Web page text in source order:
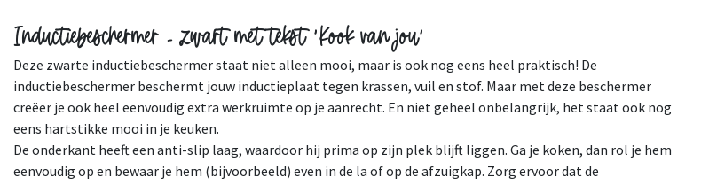
Inductiebeschermer - zwart met tekst 'Kook van jou'
Deze zwarte inductiebeschermer staat niet alleen mooi, maar is ook nog eens heel praktisch! De
inductiebeschermer beschermt jouw inductieplaat tegen krassen, vuil en stof. Maar met deze beschermer
creëer je ook heel eenvoudig extra werkruimte op je aanrecht. En niet geheel onbelangrijk, het staat ook nog
eens hartstikke mooi in je keuken.
De onderkant heeft een anti-slip laag, waardoor hij prima op zijn plek blijft liggen. Ga je koken, dan rol je hem
eenvoudig op en bewaar je hem (bijvoorbeeld) even in de la of op de afzuigkap. Zorg ervoor dat de